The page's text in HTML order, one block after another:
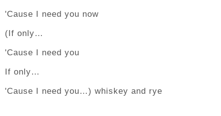
'Cause I need you now
(If only…
'Cause I need you
If only…
'Cause I need you…) whiskey and rye